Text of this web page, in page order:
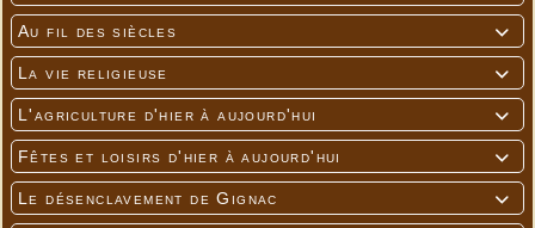

Au fil des siècles

La vie religieuse

L'agriculture d'hier à aujourd'hui

Fêtes et loisirs d'hier à aujourd'hui

Le désenclavement de Gignac